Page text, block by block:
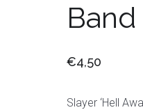
€4,50
Slayer ‘Hell